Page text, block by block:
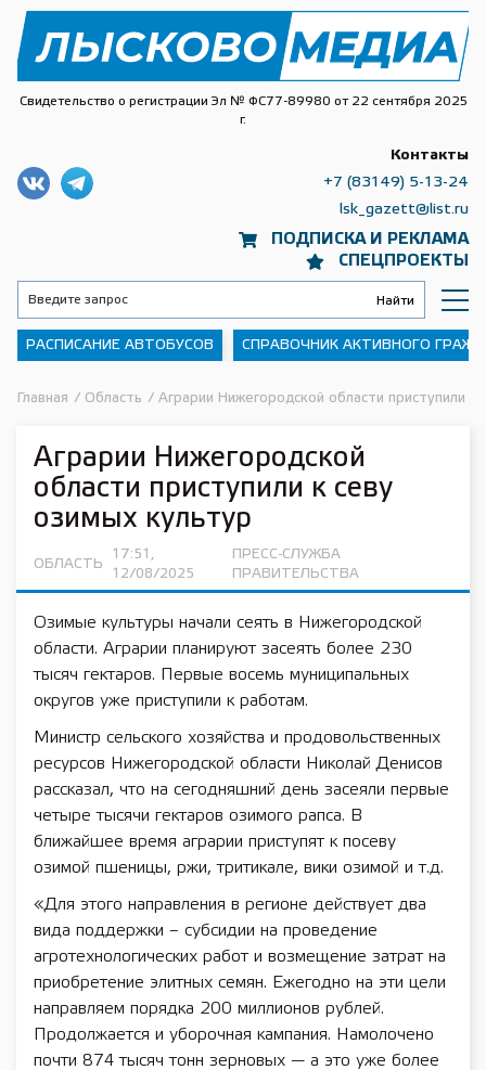
Свидетельство о регистрации Эл № ФС77-89980 от 22 сентября 2025
г.
ПОДПИСКА И РЕКЛАМА
СПЕЦПРОЕКТЫ
Контакты
+7 (83149) 5-13-24
lsk_gazett@list.ru
РАСПИСАНИЕ АВТОБУСОВ СПРАВОЧНИК АКТИВНОГО
Главная / Область / Аграрии Нижегородской области приступили к
Аграрии Нижегородской
области приступили к севу
озимых культур
ОБЛАСТЬ
17:51,
12/08/2025
ПРЕСС-СЛУЖБА
ПРАВИТЕЛЬСТВА
Озимые культуры начали сеять в Нижегородской
области. Аграрии планируют засеять более 230
тысяч гектаров. Первые восемь муниципальных
округов уже приступили к работам.
Министр сельского хозяйства и продовольственных
ресурсов Нижегородской области Николай Денисов
рассказал, что на сегодняшний день засеяли первые
четыре тысячи гектаров озимого рапса. В
ближайшее время аграрии приступят к посеву
озимой пшеницы, ржи, тритикале, вики озимой и т.д.
«Для этого направления в регионе действует два
вида поддержки – субсидии на проведение
агротехнологических работ и возмещение затрат на
приобретение элитных семян. Ежегодно на эти цели
направляем порядка 200 миллионов рублей.
Продолжается и уборочная кампания. Намолочено
почти 874 тысяч тонн зерновых — а это уже более